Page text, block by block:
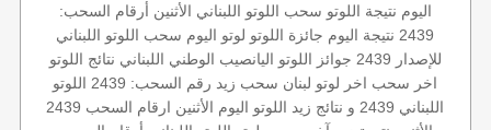
اليوم نتيجة اللوتو سحب اللوتو اللبناني الأثنين أرقام السحب:
2439 نتيجة اليوم جائزة اللوتو لوتو اليوم سحب اللوتو اللبناني
للإصدار 2439
جوائز اللوتو اليانصيب الوطني اللبناني نتائج اللوتو
اخر سحب اخر لوتو لبنان سحب زيد رقم السحب: 2439
اللوتو
اللبناني 2439 و نتائج زيد
اللوتو اليوم الأثنين ارقام السحب 2439